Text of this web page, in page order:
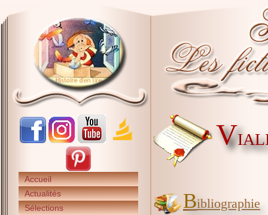
Accueil
Actualités
Sélections
V
Bibliographie